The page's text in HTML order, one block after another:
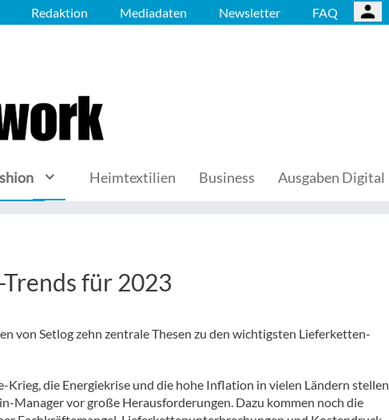
Redaktion Mediadaten Newsletter FAQ
Heimtextilien Business Ausgaben Digital
für 2023
von Setlog zehn zentrale Thesen zu den wichtigsten Lieferketten-
Krieg, die Energiekrise und die hohe Inflation in vielen Ländern stellen
Manager vor große Herausforderungen. Dazu kommen noch die